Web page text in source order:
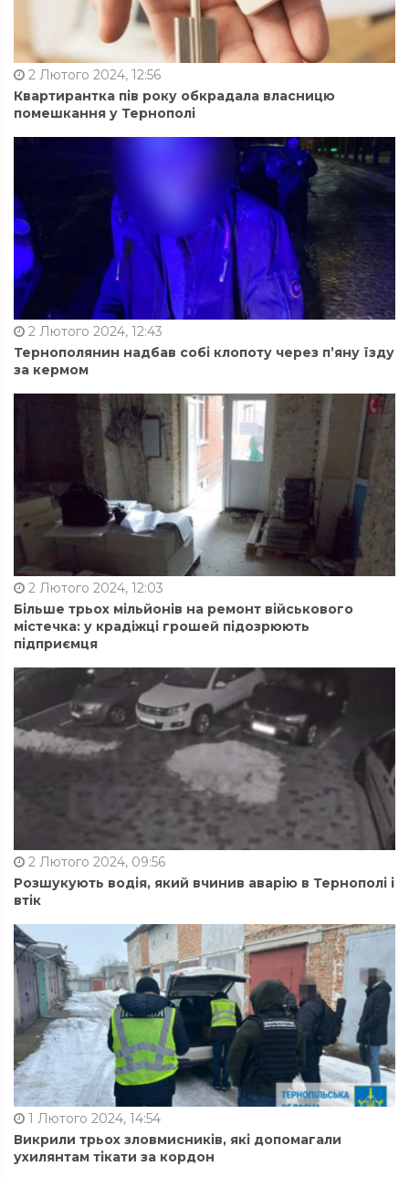
2 Лютого 2024, 12:56
Квартирантка пів року обкрадала власницю
помешкання у Тернополі
2 Лютого 2024, 12:43
Тернополянин надбав собі клопоту через п’яну їзду
за кермом
2 Лютого 2024, 12:03
Більше трьох мільйонів на ремонт військового
містечка: у крадіжці грошей підозрюють
підприємця
2 Лютого 2024, 09:56
Розшукують водія, який вчинив аварію в Тернополі і
втік
1 Лютого 2024, 14:54
Викрили трьох зловмисників, які допомагали
ухилянтам тікати за кордон